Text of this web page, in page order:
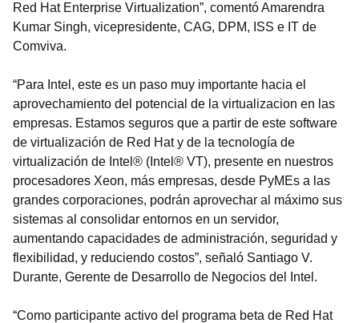
Red Hat Enterprise Virtualization”, comentó Amarendra
Kumar Singh, vicepresidente, CAG, DPM, ISS e IT de
Comviva.
“Para Intel, este es un paso muy importante hacia el
aprovechamiento del potencial de la virtualizacion en las
empresas. Estamos seguros que a partir de este software
de virtualización de Red Hat y de la tecnología de
virtualización de Intel® (Intel® VT), presente en nuestros
procesadores Xeon, más empresas, desde PyMEs a las
grandes corporaciones, podrán aprovechar al máximo sus
sistemas al consolidar entornos en un servidor,
aumentando capacidades de administración, seguridad y
flexibilidad, y reduciendo costos”, señaló Santiago V.
Durante, Gerente de Desarrollo de Negocios del Intel.
“Como participante activo del programa beta de Red Hat